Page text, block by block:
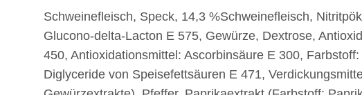
Schweinefleisch, Speck, 14,3 %Schweinefleisch,
Glucono-delta-Lacton E 575, Gewürze, Dextrose,
450, Antioxidationsmittel: Ascorbinsäure E 300,
Diglyceride von Speisefettsäuren E 471,